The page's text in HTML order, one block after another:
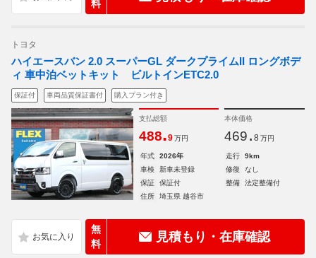
料
トヨタ
ハイエースバン 2.0 スーパーGL ダークプライムII ロングボデ
ィ 車中泊ベットキット ビルトインETC2.0
保証付 車両品質保証書付 購入プラン付き
支払総額
488.9 万円
本体価格
469. 8 万円
年式 2026年 走行
9km
車検
新車未登録 修復
なし
保証
保証付 整備
法定整備付
住所
埼玉県 越谷市
無
料
見積もり・在庫確認